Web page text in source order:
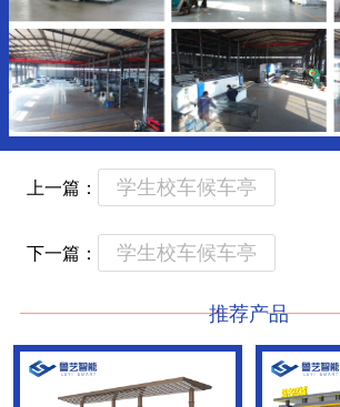
上一篇： 学生校车候车亭
下一篇： 学生校车候车亭
推荐产品